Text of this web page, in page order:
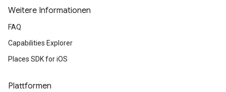
Weitere Informationen
FAQ
Capabilities Explorer
Places SDK for iOS
Plattformen